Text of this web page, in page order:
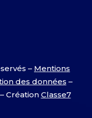
– Mentions
des données –
Création Classe7